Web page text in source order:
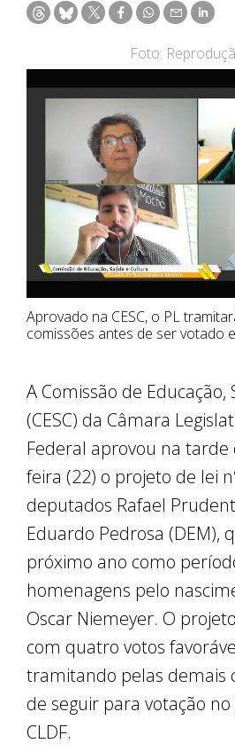
Foto:
Aprovado na CESC, o PL
comissões antes de ser votado
A Comissão de
(CESC) da Câmara
Federal aprovou na tarde
feira (22) o projeto de lei
deputados Rafael
Eduardo Pedrosa (DEM),
próximo ano como
homenagens pelo
Oscar Niemeyer. O
com quatro votos
tramitando pelas demais
de seguir para votação
CLDF.